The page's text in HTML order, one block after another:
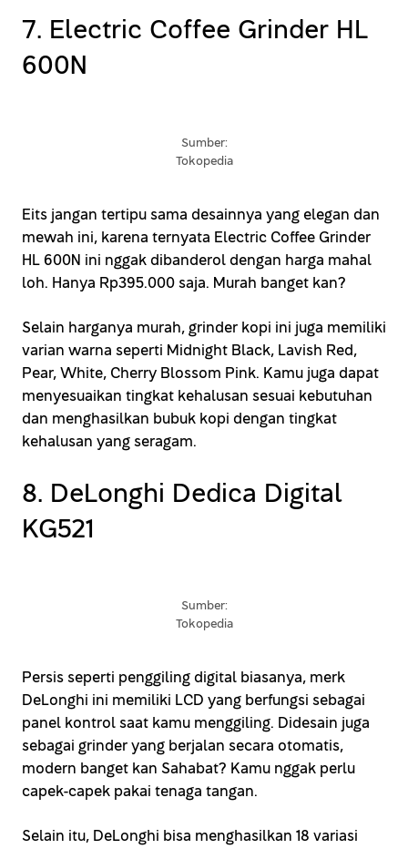
7. Electric Coffee Grinder HL
600N
Sumber:
Tokopedia
Eits jangan tertipu sama desainnya yang elegan dan
mewah ini, karena ternyata Electric Coffee Grinder
HL 600N ini nggak dibanderol dengan harga mahal
loh. Hanya Rp395.000 saja. Murah banget kan?
Selain harganya murah, grinder kopi ini juga memiliki
varian warna seperti Midnight Black, Lavish Red,
Pear, White, Cherry Blossom Pink. Kamu juga dapat
menyesuaikan tingkat kehalusan sesuai kebutuhan
dan menghasilkan bubuk kopi dengan tingkat
kehalusan yang seragam.
8. DeLonghi Dedica Digital
KG521
Sumber:
Tokopedia
Persis seperti penggiling digital biasanya, merk
DeLonghi ini memiliki LCD yang berfungsi sebagai
panel kontrol saat kamu menggiling. Didesain juga
sebagai grinder yang berjalan secara otomatis,
modern banget kan Sahabat? Kamu nggak perlu
capek-capek pakai tenaga tangan.
Selain itu, DeLonghi bisa menghasilkan 18 variasi